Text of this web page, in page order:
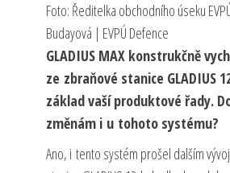
Foto: Ředitelka obchodního úseku
Budayová | EVPÚ Defence
GLADIUS MAX konstrukčně
ze zbraňové stanice GLADIUS
základ vaší produktové řady.
změnám i u tohoto systému?
Ano, i tento systém prošel dalším